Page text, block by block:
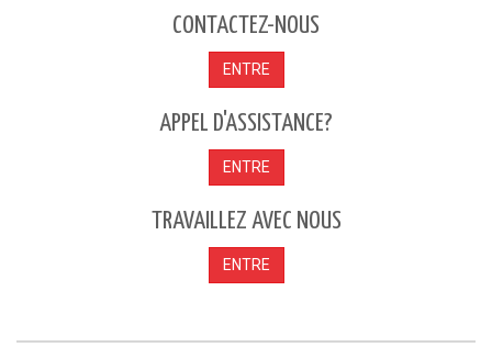
CONTACTEZ-NOUS
ENTRE
APPEL D'ASSISTANCE?
ENTRE
TRAVAILLEZ AVEC NOUS
ENTRE